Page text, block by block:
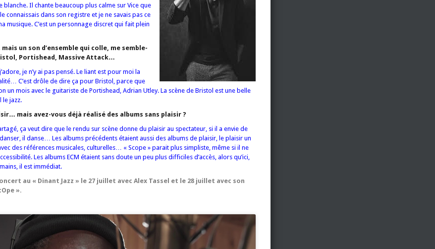
blanche. Il chante beaucoup plus calme sur Vice que
connaissais dans son registre et je ne savais pas ce
musique. C’est un personnage discret qui fait plein
un son d’ensemble qui colle, me semble-
Portishead, Massive Attack…
je n’y ai pas pensé. Le liant est pour moi la
C’est drôle de dire ça pour Bristol, parce que
un mois avec le guitariste de Portishead, Adrian Utley. La scène de Bristol est une belle
le jazz.
mais avez-vous déjà réalisé des albums sans plaisir ?
ça veut dire que le rendu sur scène donne du plaisir au spectateur, si il a envie de
il danse… Les albums précédents étaient aussi des albums de plaisir, le plaisir un
des références musicales, culturelles… « Scope » parait plus simpliste, même si il ne
Les albums ECM étaient sans doute un peu plus difficiles d’accès, alors qu’ici,
il est immédiat.
au « Dinant Jazz » le 27 juillet avec Alex Tassel et le 28 juillet avec son
».